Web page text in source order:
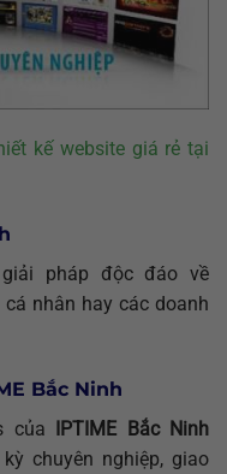
kế website giá rẻ tại
pháp độc đáo về
nhân hay các doanh
Bắc Ninh
của IPTIME Bắc Ninh
chuyên nghiệp, giao